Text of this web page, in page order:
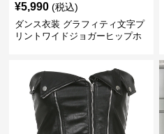
¥5,990 (税込)
ダンス衣装 グラフィティ文字プ
リントワイドジョガーヒップホ